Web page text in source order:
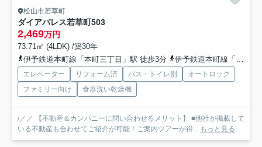
松山市若草町
ダイアパレス若草町503
2,469万円
73.71㎡ (4LDK) /築30年
伊予鉄道本町線「本町三丁目」駅 徒歩3分
伊予鉄道本町線「本町四丁目」駅 徒歩3分
エレベーター リフォーム済 バス・トイレ別
オートロック
ファミリー向け
食器洗い乾燥機
/／／ 【不動産＆カンパニーに問い合わせるメリット】 ■他社が掲載して
いる不動産も合わせてご紹介が可能！ご案内ツアーが得... もっと見る